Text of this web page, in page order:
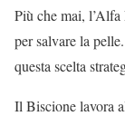
Più che mai,
per salvare la
questa scelta
Il Biscione lavora